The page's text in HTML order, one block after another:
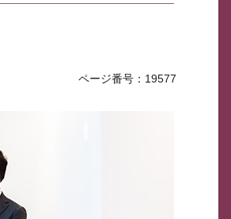
ページ番号：19577